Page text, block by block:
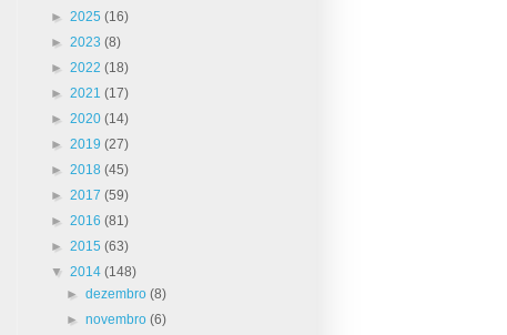
► 2025 (16)
► 2023 (8)
► 2022 (18)
► 2021 (17)
► 2020 (14)
► 2019 (27)
► 2018 (45)
► 2017 (59)
► 2016 (81)
► 2015 (63)
▼ 2014 (148)
►dezembro(8)
►novembro(6)